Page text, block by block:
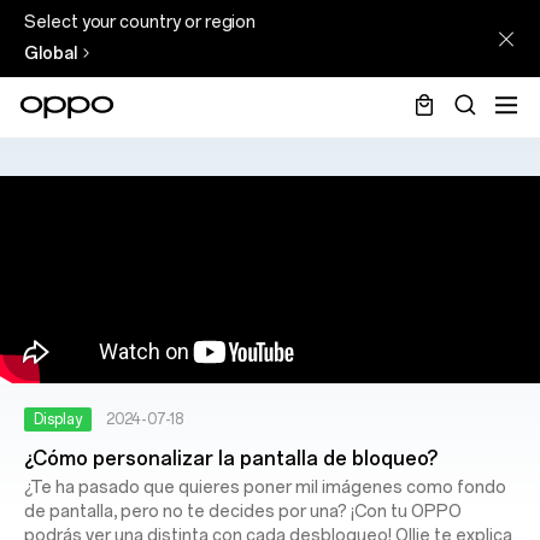
Select your country or region
Global
Display 2024-07-18
¿Cómo personalizar la pantalla de bloqueo?
¿Te ha pasado que quieres poner mil imágenes como fondo
de pantalla, pero no te decides por una? ¡Con tu OPPO
podrás ver una distinta con cada desbloqueo! Ollie te explica